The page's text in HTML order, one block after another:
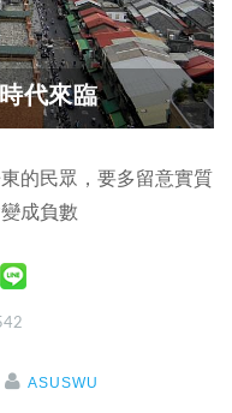
代來臨
的民眾，要多留意實質
成負數
ASUSWU